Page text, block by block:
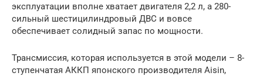
эксплуатации вполне хватает двигателя 2,2 л, а 280-
сильный шестицилиндровый ДВС и вовсе
обеспечивает солидный запас по мощности.
Трансмиссия, которая используется в этой модели – 8-
ступенчатая АККП японского производителя Aisin,